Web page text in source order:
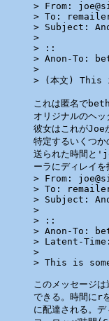
> From:
> To:
> Subject:
>
> ::
> Anon-To:
>
> (本文) This
これは匿名で
オリジナルのヘ
彼女はこれがJoe
特定するいくつ
送られた時間と
ーラにディレイ
> From:
> To:
> Subject:
>
> ::
> Anon-To:
> Latent-
>
> This is
このメッセージ
できる。時間にr
に配達される。